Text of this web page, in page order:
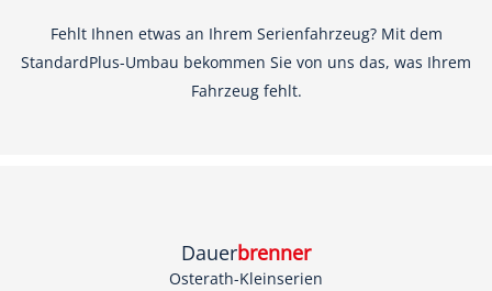
Fehlt Ihnen etwas an Ihrem Serienfahrzeug? Mit dem
StandardPlus-Umbau bekommen Sie von uns das, was Ihrem
Fahrzeug fehlt.
Dauerbrenner
Osterath-Kleinserien